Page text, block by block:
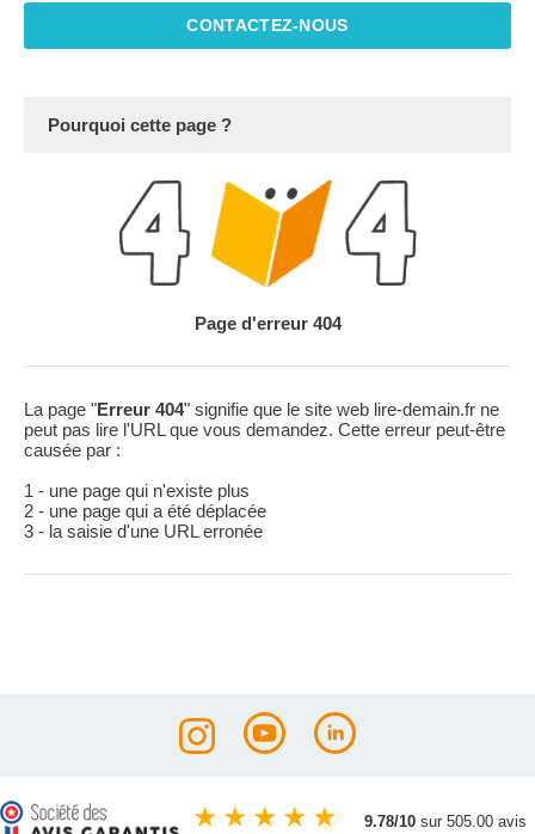
CONTACTEZ-NOUS
Pourquoi cette page ?
Page d'erreur 404
La page "Erreur 404" signifie que le site web lire-demain.fr ne
peut pas lire l'URL que vous demandez. Cette erreur peut-être
causée par :
1 - une page qui n'existe plus
2 - une page qui a été déplacée
3 - la saisie d'une URL erronée
★ ★ ★ ★ ★ 9.78/10 sur 505.00 avis